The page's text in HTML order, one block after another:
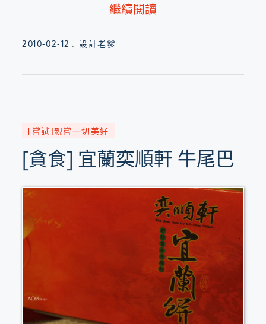
繼續閱讀
Posted
2010-02-12 設計老爹
[嘗試]親嘗一切美好
[貪食] 宜蘭奕順軒 牛尾巴